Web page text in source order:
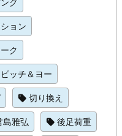
ョン
ク
ッチ＆ヨー
切り換え
島雅弘
後足荷重